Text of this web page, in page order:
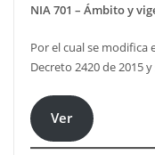
NIA 701 – Ámbito y
Por el cual se modifica
Decreto 2420 de 2015
Ver